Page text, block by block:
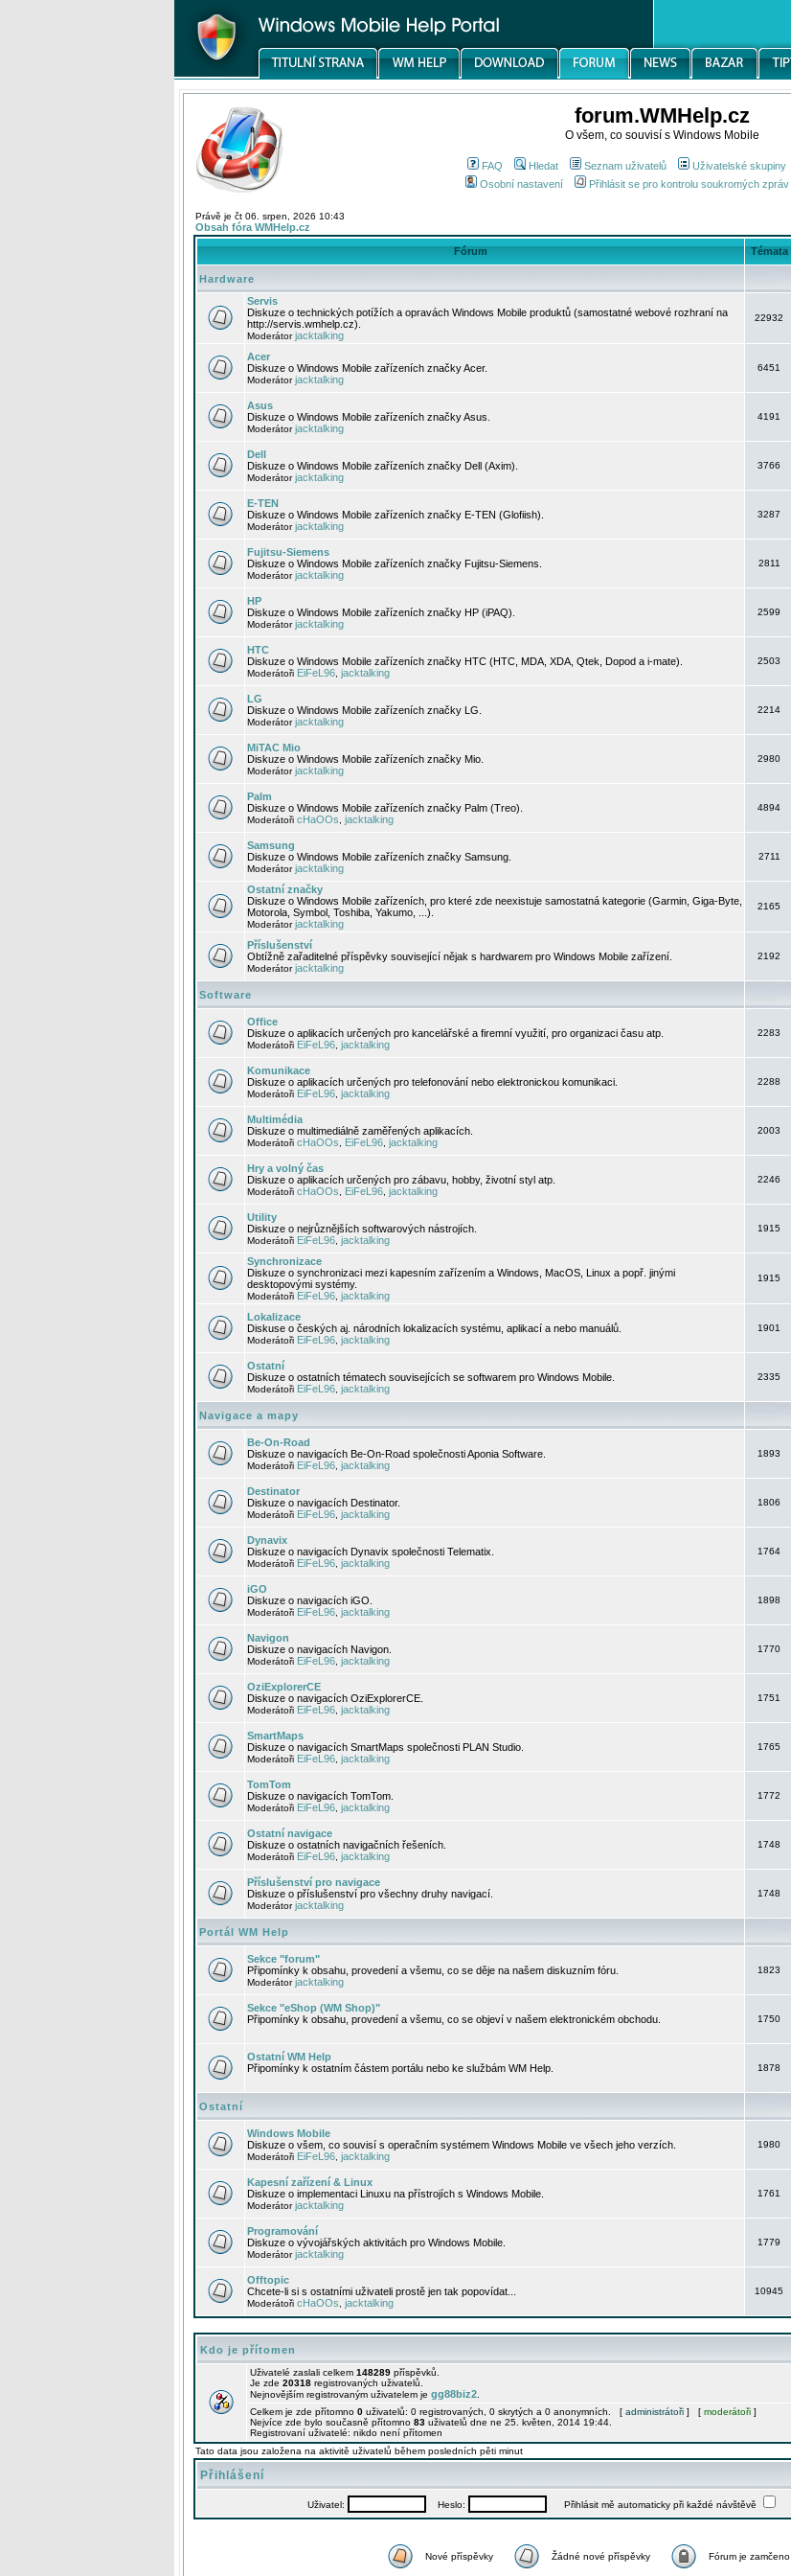
forum.WMHelp.cz
O všem, co souvisí s Windows Mobile
FAQ Hledat Seznam uživatelů Uživatelské skupiny
Osobní nastavení
Přihlásit se pro kontrolu soukromých zpráv
Právě je čt 06. srpen, 2026 10:43
Obsah fóra WMHelp.cz
Fórum Témata
Hardware
Servis
Diskuze o technických potížích a opravách Windows Mobile produktů (samostatné webové rozhraní na
http://servis.wmhelp.cz).
Moderátorjacktalking
22932
Acer
Diskuze o Windows Mobile zařízeních značky Acer.
Moderátorjacktalking
6451
Asus
Diskuze o Windows Mobile zařízeních značky Asus.
Moderátorjacktalking
4191
Dell
Diskuze o Windows Mobile zařízeních značky Dell (Axim).
Moderátorjacktalking
3766
E-TEN
Diskuze o Windows Mobile zařízeních značky E-TEN (Glofiish).
Moderátorjacktalking
3287
Fujitsu-Siemens
Diskuze o Windows Mobile zařízeních značky Fujitsu-Siemens.
Moderátorjacktalking
2811
HP
Diskuze o Windows Mobile zařízeních značky HP (iPAQ).
Moderátorjacktalking
2599
HTC
Diskuze o Windows Mobile zařízeních značky HTC (HTC, MDA, XDA, Qtek, Dopod a i-mate).
Moderátoři EiFeL96 jacktalking
2503
LG
Diskuze o Windows Mobile zařízeních značky LG.
Moderátorjacktalking
2214
MiTAC Mio
Diskuze o Windows Mobile zařízeních značky Mio.
Moderátorjacktalking
2980
Palm
Diskuze o Windows Mobile zařízeních značky Palm (Treo).
Moderátoři cHaOOs jacktalking
4894
Samsung
Diskuze o Windows Mobile zařízeních značky Samsung.
Moderátorjacktalking
2711
Ostatní značky
Diskuze o Windows Mobile zařízeních, pro které zde neexistuje samostatná kategorie (Garmin, Giga-Byte,
Motorola, Symbol, Toshiba, Yakumo, ...).
Moderátorjacktalking
2165
Příslušenství
Obtížně zařaditelné příspěvky související nějak s hardwarem pro Windows Mobile zařízení.
Moderátorjacktalking
2192
Software
Office
Diskuze o aplikacích určených pro kancelářské a firemní využití, pro organizaci času atp.
Moderátoři EiFeL96 jacktalking
2283
Komunikace
Diskuze o aplikacích určených pro telefonování nebo elektronickou komunikaci.
Moderátoři EiFeL96 jacktalking
2288
Multimédia
Diskuze o multimediálně zaměřených aplikacích.
Moderátoři cHaOOs EiFeL96 jacktalking
2003
Hry a volný čas
Diskuze o aplikacích určených pro zábavu, hobby, životní styl atp.
Moderátoři cHaOOs EiFeL96 jacktalking
2246
Utility
Diskuze o nejrůznějších softwarových nástrojích.
Moderátoři EiFeL96 jacktalking
1915
Synchronizace
Diskuze o synchronizaci mezi kapesním zařízením a Windows, MacOS, Linux a popř. jinými
desktopovými systémy.
Moderátoři EiFeL96 jacktalking
1915
Lokalizace
Diskuse o českých aj. národních lokalizacích systému, aplikací a nebo manuálů.
Moderátoři EiFeL96 jacktalking
1901
Ostatní
Diskuze o ostatních tématech souvisejících se softwarem pro Windows Mobile.
Moderátoři EiFeL96 jacktalking
2335
Navigace a mapy
Be-On-Road
Diskuze o navigacích Be-On-Road společnosti Aponia Software.
Moderátoři EiFeL96 jacktalking
1893
Destinator
Diskuze o navigacích Destinator.
Moderátoři EiFeL96 jacktalking
1806
Dynavix
Diskuze o navigacích Dynavix společnosti Telematix.
Moderátoři EiFeL96 jacktalking
1764
iGO
Diskuze o navigacích iGO.
Moderátoři EiFeL96 jacktalking
1898
Navigon
Diskuze o navigacích Navigon.
Moderátoři EiFeL96 jacktalking
1770
OziExplorerCE
Diskuze o navigacích OziExplorerCE.
Moderátoři EiFeL96 jacktalking
1751
SmartMaps
Diskuze o navigacích SmartMaps společnosti PLAN Studio.
Moderátoři EiFeL96 jacktalking
1765
TomTom
Diskuze o navigacích TomTom.
Moderátoři EiFeL96 jacktalking
1772
Ostatní navigace
Diskuze o ostatních navigačních řešeních.
Moderátoři EiFeL96 jacktalking
1748
Příslušenství pro navigace
Diskuze o příslušenství pro všechny druhy navigací.
Moderátorjacktalking
1748
Portál WM Help
Sekce "forum"
Připomínky k obsahu, provedení a všemu, co se děje na našem diskuzním fóru.
Moderátorjacktalking
1823
Sekce "eShop (WM Shop)"
Připomínky k obsahu, provedení a všemu, co se objeví v našem elektronickém obchodu.
1750
Ostatní WM Help
Připomínky k ostatním částem portálu nebo ke službám WM Help.
1878
Ostatní
Windows Mobile
Diskuze o všem, co souvisí s operačním systémem Windows Mobile ve všech jeho verzích.
Moderátoři EiFeL96 jacktalking
1980
Kapesní zařízení & Linux
Diskuze o implementaci Linuxu na přístrojích s Windows Mobile.
Moderátorjacktalking
1761
Programování
Diskuze o vývojářských aktivitách pro Windows Mobile.
Moderátorjacktalking
1779
Offtopic
Chcete-li si s ostatními uživateli prostě jen tak popovídat...
Moderátoři cHaOOs jacktalking
10945
Kdo je přítomen
Uživatelé zaslali celkem 148289 příspěvků.
Je zde 20318 registrovaných uživatelů.
Nejnovějším registrovaným uživatelem je gg88biz2
Celkem je zde přítomno 0 uživatelů: 0 registrovaných, 0 skrytých a 0 anonymních. [ administrátoři ] [ moderátoři ]
Nejvíce zde bylo současně přítomno 83 uživatelů dne ne 25. květen, 2014 19:44.
Registrovaní uživatelé: nikdo není přítomen
Tato data jsou založena na aktivitě uživatelů během posledních pěti minut
Přihlášení
Uživatel: Heslo: Přihlásit mě automaticky při každé návštěvě
Nové příspěvky Žádné nové příspěvky Fórum je zamčeno